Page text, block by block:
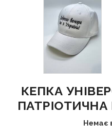
КЕПКА
ПАТРІОТИЧНА
Немає